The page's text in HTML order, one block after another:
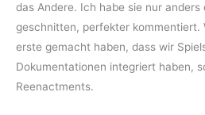
das Andere. Ich habe sie nur
geschnitten, perfekter kommentiert.
erste gemacht haben, dass wir
Dokumentationen integriert haben,
Reenactments.